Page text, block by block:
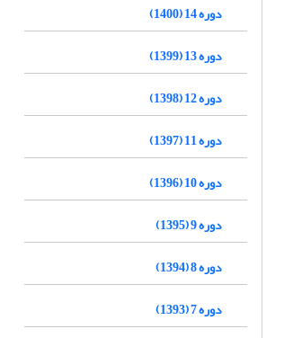
دوره 14 (1400)
دوره 13 (1399)
دوره 12 (1398)
دوره 11 (1397)
دوره 10 (1396)
دوره 9 (1395)
دوره 8 (1394)
دوره 7 (1393)